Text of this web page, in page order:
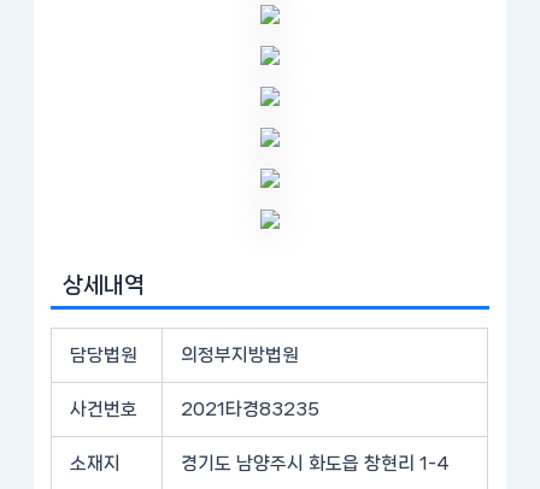
상세내역
담당법원 의정부지방법원
사건번호 2021타경83235
소재지 경기도 남양주시 화도읍 창현리 1-4